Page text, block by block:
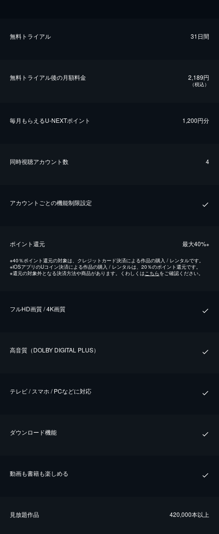
無料トライアル 31日間
無料トライアル後の⽉額料金 2,189円
（税込）
毎⽉もらえるU-NEXTポイント 1,200円分
同時視聴アカウント数 4
アカウントごとの機能制限設定
ポイント還元 最⼤40%※
※40％ポイント還元の対象は、クレジットカード決済による作品の購入 / レンタルです。
※iOSアプリのUコイン決済による作品の購入 / レンタルは、20％のポイント還元です。
※還元の対象外となる決済方法や商品があります。くわしくはこちらをご確認ください。
フルHD画質 / 4K画質
⾼⾳質（DOLBY DIGITAL PLUS）
テレビ / スマホ / PCなどに対応
ダウンロード機能
動画も書籍も楽しめる
⾒放題作品 420,000本以上